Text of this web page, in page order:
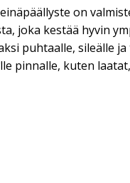
on
joka kestää hyvin
puhtaalle, sileälle ja
pinnalle, kuten